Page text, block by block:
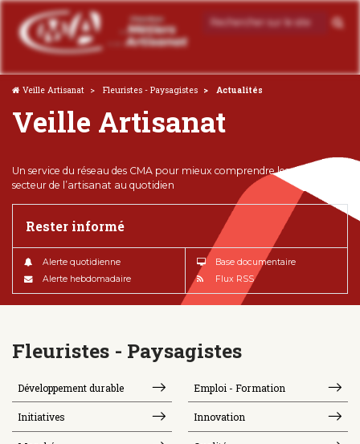
Veille Artisanat Fleuristes - Paysagistes Actualités
Veille Artisanat
Un service du réseau des CMA pour mieux comprendre les enjeux du
secteur de l’artisanat au quotidien
Rester informé
Alerte quotidienne
Alerte hebdomadaire
Base documentaire
Flux RSS
Fleuristes - Paysagistes
Développement durable Emploi - Formation
Initiatives Innovation